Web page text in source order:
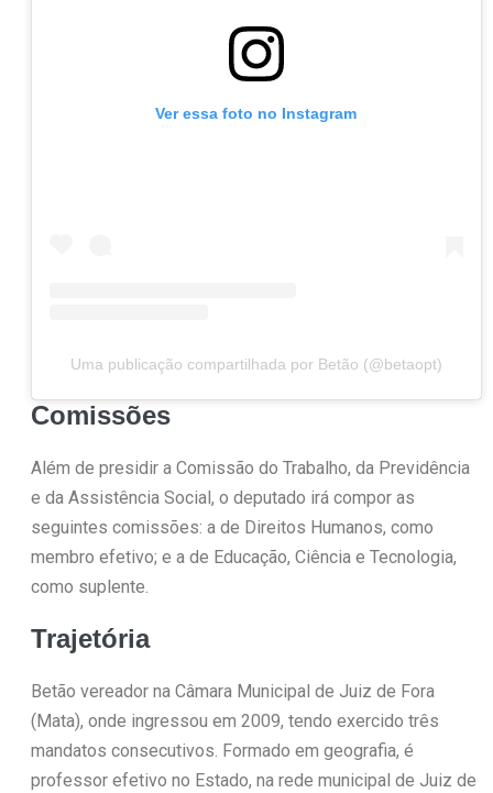
Ver essa foto no Instagram
Uma publicação compartilhada por Betão (@betaopt)
Comissões
Além de presidir a Comissão do Trabalho, da Previdência
e da Assistência Social, o deputado irá compor as
seguintes comissões: a de Direitos Humanos, como
membro efetivo; e a de Educação, Ciência e Tecnologia,
como suplente.
Trajetória
Betão vereador na Câmara Municipal de Juiz de Fora
(Mata), onde ingressou em 2009, tendo exercido três
mandatos consecutivos. Formado em geografia, é
professor efetivo no Estado, na rede municipal de Juiz de